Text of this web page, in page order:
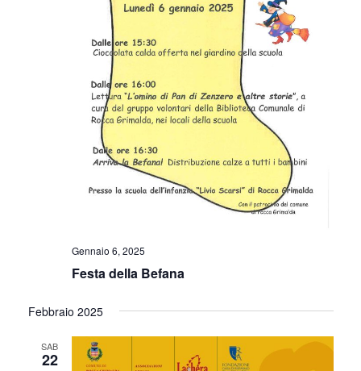
Gennaio 6, 2025
Festa della Befana
Febbraio 2025
SAB
22